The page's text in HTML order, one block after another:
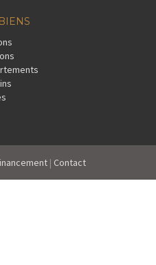
| Contact